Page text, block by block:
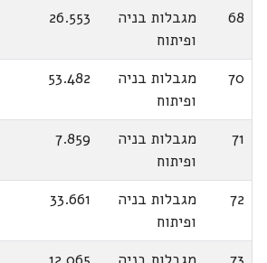
68
מגבלות בניה
ופיתוח
26.553
70
מגבלות בניה
ופיתוח
53.482
71
מגבלות בניה
ופיתוח
7.859
72
מגבלות בניה
ופיתוח
33.661